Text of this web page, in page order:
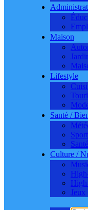
Maison
Lifestyle
Santé /
Sport
Culture /
Jeux